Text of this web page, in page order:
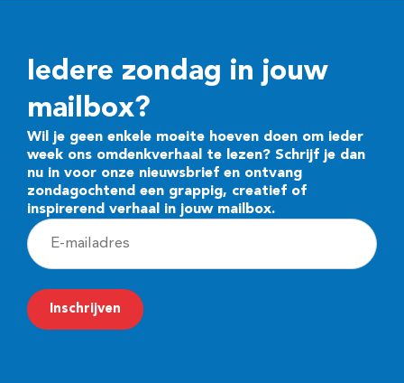
Iedere zondag in jouw
mailbox?
Wil je geen enkele moeite hoeven doen om ieder
week ons omdenkverhaal te lezen? Schrijf je dan
nu in voor onze nieuwsbrief en ontvang
zondagochtend een grappig, creatief of
inspirerend verhaal in jouw mailbox.
E
-
m
a
Inschrijven